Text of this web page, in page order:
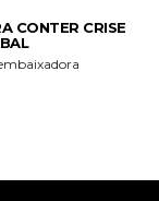
CONTER CRISE